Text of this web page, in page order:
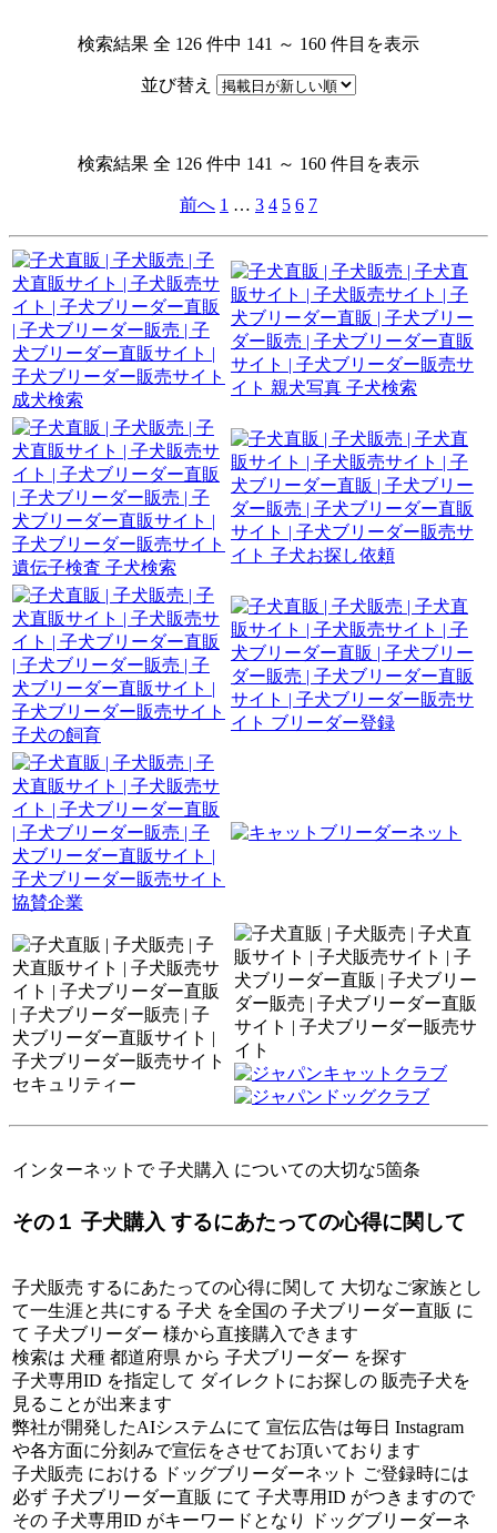
検索結果 全 126 件中 141 ～ 160 件目を表示
並び替え
検索結果 全 126 件中 141 ～ 160 件目を表示
前へ 1 … 3 4 5 6 7
インターネットで 子犬購入 についての大切な5箇条
その１ 子犬購入 するにあたっての心得に関して
子犬販売 するにあたっての心得に関して 大切なご家族とし
て一生涯と共にする 子犬 を全国の 子犬ブリーダー直販 に
て 子犬ブリーダー 様から直接購入できます
検索は 犬種 都道府県 から 子犬ブリーダー を探す
子犬専用ID を指定して ダイレクトにお探しの 販売子犬を
見ることが出来ます
弊社が開発したAIシステムにて 宣伝広告は毎日 Instagram
や各方面に分刻みで宣伝をさせてお頂いております
子犬販売 における ドッグブリーダーネット ご登録時には
必ず 子犬ブリーダー直販 にて 子犬専用ID がつきますので
その 子犬専用ID がキーワードとなり ドッグブリーダーネ